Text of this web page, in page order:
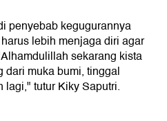
penyebab kegugurannya
lebih menjaga diri agar
sekarang kista
dari muka bumi, tinggal
lagi," tutur Kiky Saputri.